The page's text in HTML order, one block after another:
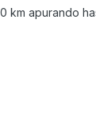
km apurando